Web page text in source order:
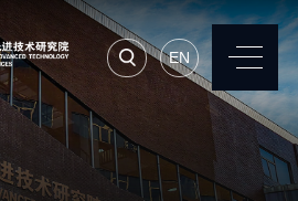
EN
联系我们